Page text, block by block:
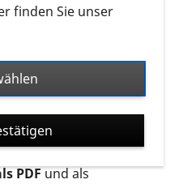
Infomaterial
um ausschließlich
Audios oder Videos zu
Broschüren werden in
zur
gedruckte Variante
PDFund als
finden Sie unser